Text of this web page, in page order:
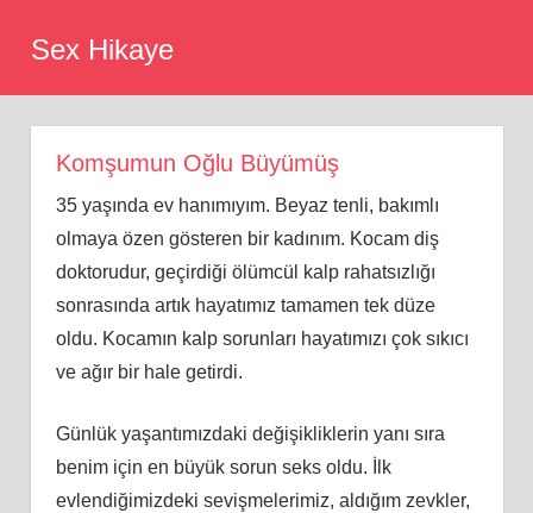
Sex Hikaye
Komşumun Oğlu Büyümüş
35 yaşında ev hanımıyım. Beyaz tenli, bakımlı
olmaya özen gösteren bir kadınım. Kocam diş
doktorudur, geçirdiği ölümcül kalp rahatsızlığı
sonrasında artık hayatımız tamamen tek düze
oldu. Kocamın kalp sorunları hayatımızı çok sıkıcı
ve ağır bir hale getirdi.
Günlük yaşantımızdaki değişikliklerin yanı sıra
benim için en büyük sorun seks oldu. İlk
evlendiğimizdeki sevişmelerimiz, aldığım zevkler,